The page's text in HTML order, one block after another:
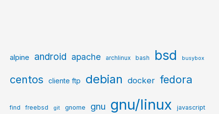
alpine android apache archlinux bash bsd busybox
centos cliente ftp debian docker fedora
find freebsd git gnome gnu gnu/linux javascript